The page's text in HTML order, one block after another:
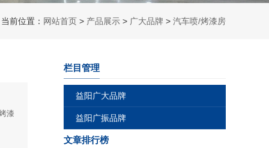
当前位置： 网站首页 > 产品展示 > 广大品牌 > 汽车喷/烤漆房
漆
栏目管理
益阳广大品牌
益阳广振品牌
文章排行榜